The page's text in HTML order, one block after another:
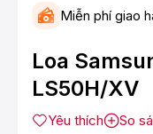
Miễn phí giao
Loa
LS50H/XV
Yêu thích
So